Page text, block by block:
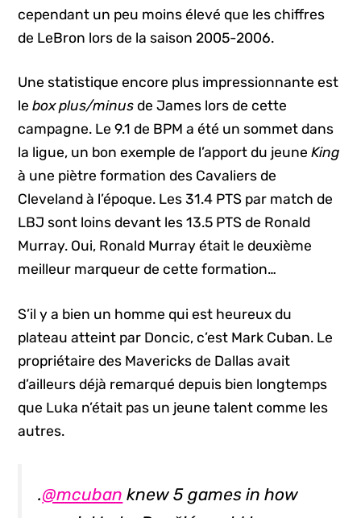
cependant un peu moins élevé que les chiffres
de LeBron lors de la saison 2005-2006.
Une statistique encore plus impressionnante est
lebox plus/minusde James lors de cette
campagne. Le 9.1 de BPM a été un sommet dans
la ligue, un bon exemple de l’apport du jeuneKing
à une piètre formation des Cavaliers de
Cleveland à l’époque. Les 31.4 PTS par match de
LBJ sont loins devant les 13.5 PTS de Ronald
Murray. Oui, Ronald Murray était le deuxième
meilleur marqueur de cette formation…
S’il y a bien un homme qui est heureux du
plateau atteint par Doncic, c’est Mark Cuban. Le
propriétaire des Mavericks de Dallas avait
d’ailleurs déjà remarqué depuis bien longtemps
que Luka n’était pas un jeune talent comme les
autres.
.@mcuban knew 5 games in how